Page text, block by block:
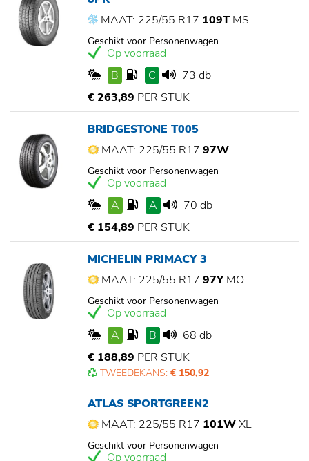
MAAT: 225/55 R17 109T MS
Geschikt voor Personenwagen
Op voorraad
B
C
73 db
€ 263,89 PER STUK
BRIDGESTONE T005
MAAT: 225/55 R17 97W
Geschikt voor Personenwagen
Op voorraad
A
A
70 db
€ 154,89 PER STUK
MICHELIN PRIMACY 3
MAAT: 225/55 R17 97YMO
Geschikt voor Personenwagen
Op voorraad
A
B
68 db
€ 188,89 PER STUK
TWEEDEKANS: € 150,92
ATLAS SPORTGREEN2
MAAT: 225/55 R17 101WXL
Geschikt voor Personenwagen
Op voorraad